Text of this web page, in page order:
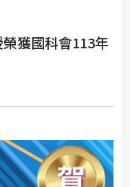
獲國科會113年